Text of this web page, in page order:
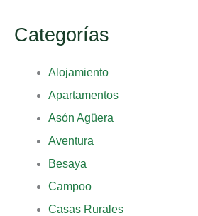
Categorías
Alojamiento
Apartamentos
Asón Agüera
Aventura
Besaya
Campoo
Casas Rurales